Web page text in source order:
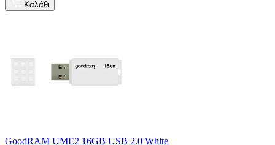
Καλάθι
GoodRAM UME2 16GB USB 2.0 White